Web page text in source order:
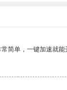
简单，一键加速就能